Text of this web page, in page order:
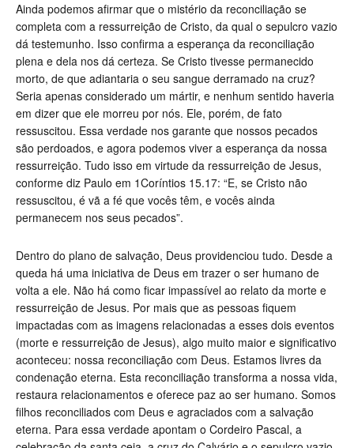
Ainda podemos afirmar que o mistério da reconciliação se
completa com a ressurreição de Cristo, da qual o sepulcro vazio
dá testemunho. Isso confirma a esperança da reconciliação
plena e dela nos dá certeza. Se Cristo tivesse permanecido
morto, de que adiantaria o seu sangue derramado na cruz?
Seria apenas considerado um mártir, e nenhum sentido haveria
em dizer que ele morreu por nós. Ele, porém, de fato
ressuscitou. Essa verdade nos garante que nossos pecados
são perdoados, e agora podemos viver a esperança da nossa
ressurreição. Tudo isso em virtude da ressurreição de Jesus,
conforme diz Paulo em 1Coríntios 15.17: “E, se Cristo não
ressuscitou, é vã a fé que vocês têm, e vocês ainda
permanecem nos seus pecados”.
Dentro do plano de salvação, Deus providenciou tudo. Desde a
queda há uma iniciativa de Deus em trazer o ser humano de
volta a ele. Não há como ficar impassível ao relato da morte e
ressurreição de Jesus. Por mais que as pessoas fiquem
impactadas com as imagens relacionadas a esses dois eventos
(morte e ressurreição de Jesus), algo muito maior e significativo
aconteceu: nossa reconciliação com Deus. Estamos livres da
condenação eterna. Esta reconciliação transforma a nossa vida,
restaura relacionamentos e oferece paz ao ser humano. Somos
filhos reconciliados com Deus e agraciados com a salvação
eterna. Para essa verdade apontam o Cordeiro Pascal, a